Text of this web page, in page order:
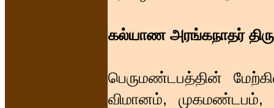
கல்யாண அரங்கநாதர்
பெருமண்டபத்தின்
விமானம், முகமண்டபம்,